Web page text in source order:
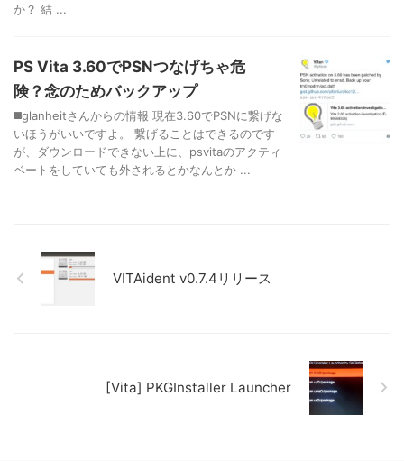
か？ 結 ...
PS Vita 3.60でPSNつなげちゃ危
険？念のためバックアップ
◼️glanheitさんからの情報 現在3.60でPSNに繋げな
いほうがいいですよ。 繋げることはできるのです
が、ダウンロードできない上に、psvitaのアクティ
ベートをしていても外されるとかなんとか ...
VITAident v0.7.4リリース
[Vita] PKGInstaller Launcher